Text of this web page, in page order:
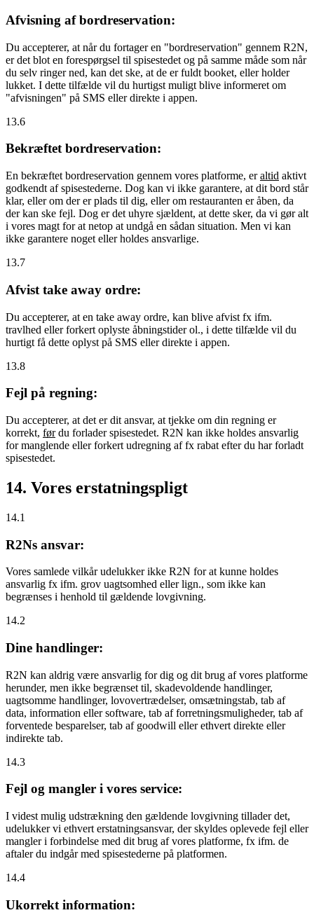
Afvisning af bordreservation:
Du accepterer, at når du fortager en "bordreservation" gennem R2N,
er det blot en forespørgsel til spisestedet og på samme måde som når
du selv ringer ned, kan det ske, at de er fuldt booket, eller holder
lukket. I dette tilfælde vil du hurtigst muligt blive informeret om
"afvisningen" på SMS eller direkte i appen.
13.6
Bekræftet bordreservation:
En bekræftet bordreservation gennem vores platforme, eraltid aktivt
godkendt af spisestederne. Dog kan vi ikke garantere, at dit bord står
klar, eller om der er plads til dig, eller om restauranten er åben, da
der kan ske fejl. Dog er det uhyre sjældent, at dette sker, da vi gør alt
i vores magt for at netop at undgå en sådan situation. Men vi kan
ikke garantere noget eller holdes ansvarlige.
13.7
Afvist take away ordre:
Du accepterer, at en take away ordre, kan blive afvist fx ifm.
travlhed eller forkert oplyste åbningstider ol., i dette tilfælde vil du
hurtigt få dette oplyst på SMS eller direkte i appen.
13.8
Fejl på regning:
Du accepterer, at det er dit ansvar, at tjekke om din regning er
korrekt, førdu forlader spisestedet. R2N kan ikke holdes ansvarlig
for manglende eller forkert udregning af fx rabat efter du har forladt
spisestedet.
14. Vores erstatningspligt
14.1
R2Ns ansvar:
Vores samlede vilkår udelukker ikke R2N for at kunne holdes
ansvarlig fx ifm. grov uagtsomhed eller lign., som ikke kan
begrænses i henhold til gældende lovgivning.
14.2
Dine handlinger:
R2N kan aldrig være ansvarlig for dig og dit brug af vores platforme
herunder, men ikke begrænset til, skadevoldende handlinger,
uagtsomme handlinger, lovovertrædelser, omsætningstab, tab af
data, information eller software, tab af forretningsmuligheder, tab af
forventede besparelser, tab af goodwill eller ethvert direkte eller
indirekte tab.
14.3
Fejl og mangler i vores service:
I videst mulig udstrækning den gældende lovgivning tillader det,
udelukker vi ethvert erstatningsansvar, der skyldes oplevede fejl eller
mangler i forbindelse med dit brug af vores platforme, fx ifm. de
aftaler du indgår med spisestederne på platformen.
14.4
Ukorrekt information: